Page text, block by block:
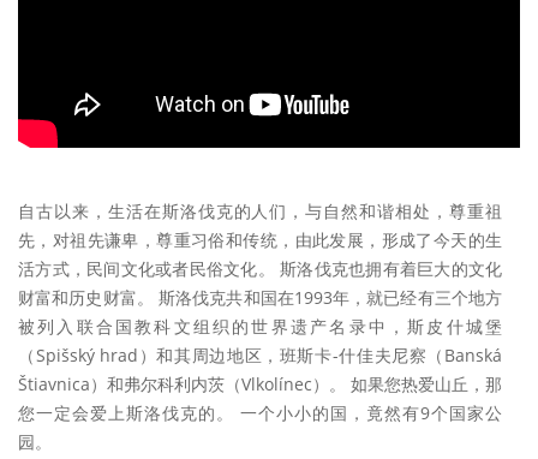
自古以来，生活在斯洛伐克的人们，与自然和谐相处，尊重祖
先，对祖先谦卑，尊重习俗和传统，由此发展，形成了今天的生
活方式，民间文化或者民俗文化。 斯洛伐克也拥有着巨大的文化
财富和历史财富。 斯洛伐克共和国在1993年，就已经有三个地方
被列入联合国教科文组织的世界遗产名录中，斯皮什城堡
（Spišský hrad）和其周边地区，班斯卡-什佳夫尼察（Banská
Štiavnica）和弗尔科利内茨（Vlkolínec）。 如果您热爱山丘，那
您一定会爱上斯洛伐克的。 一个小小的国，竟然有9个国家公
园。